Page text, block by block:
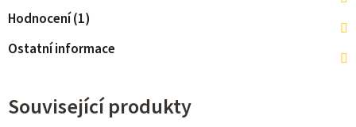
Hodnocení (1)
Ostatní informace
Související produkty